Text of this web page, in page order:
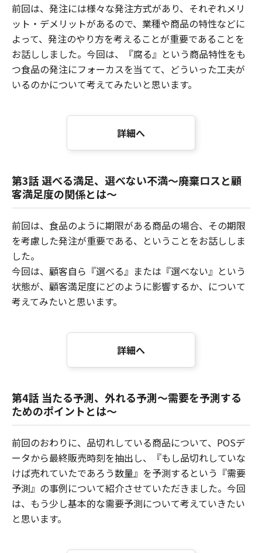
前回は、発注には様々な発注方式があり、それぞれメリ
ット・デメリットがあるので、業種や商品の特性などに
よって、発注のやり方を考えることが重要であることを
お話ししました。今回は、『腐る』という商品特性をも
つ食品の発注にフォーカスを当てて、どういった工夫が
いるのかについて考えてみたいと思います。
詳細へ
第3話 選べる満足、選べない不満～廃棄ロスと顧
客満足度の関係とは～
前回は、食品のように期限がある商品の場合、その期限
を考慮した発注が重要である、ということをお話ししま
した。
今回は、顧客自ら『選べる』または『選べない』という
状態が、顧客満足度にどのように影響するか、について
考えてみたいと思います。
詳細へ
第4話 当たる予測、外れる予測～需要を予測する
ためのポイントとは～
前回のおわりに、品切れしている商品について、POSデ
ータから最終販売時刻を抽出し、『もし品切れしていな
けば売れていたであろう数量』を予測するという『需要
予測』の事例について紹介させていただきました。今回
は、もう少し基本的な需要予測について考えていきたい
と思います。